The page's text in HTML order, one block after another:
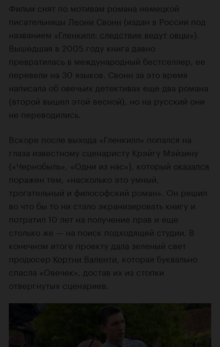
Фильм снят по мотивам романа немецкой
писательницы Леони Свонн (издан в России под
названием «Гленкилл: следствие ведут овцы»).
Вышедшая в 2005 году книга давно
превратилась в международный бестселлер, ее
перевели на 30 языков. Свонн за это время
написала об овечьих детективах еще два романа
(второй вышел этой весной), но на русский они
не переводились.
Вскоре после выхода «Гленкилл» попался на
глаза известному сценаристу Крэйгу Мэйзину
(«Чернобыль», «Одни из нас»), который оказался
поражен тем, «насколько это умный,
трогательный и философский роман». Он решил
во что бы то ни стало экранизировать книгу и
потратил 10 лет на получение прав и еще
столько же — на поиск подходящей студии. В
конечном итоге проекту дала зеленый свет
продюсер Кортни Валенти , которая буквально
спасла «Овечек», достав их из стопки
отвергнутых сценариев.